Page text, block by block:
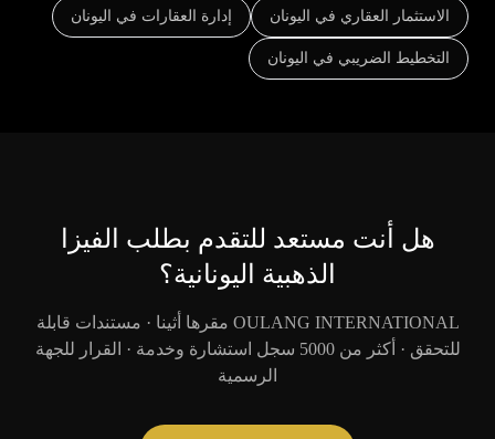
الاستثمار العقاري في اليونان إدارة العقارات في اليونان
التخطيط الضريبي في اليونان
هل أنت مستعد للتقدم بطلب الفيزا
الذهبية اليونانية؟
OULANG INTERNATIONAL مقرها أثينا · مستندات قابلة
للتحقق · أكثر من 5000 سجل استشارة وخدمة · القرار للجهة
الرسمية